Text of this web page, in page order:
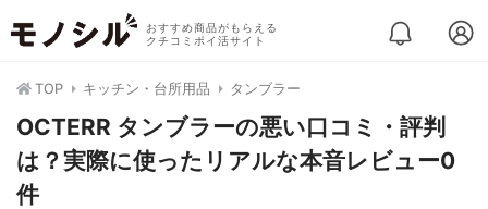
おすすめ商品がもらえる
クチコミポイ活サイト
TOP キッチン・台所用品 タンブラー
OCTERR タンブラーの悪い口コミ・評判
は？実際に使ったリアルな本音レビュー0
件